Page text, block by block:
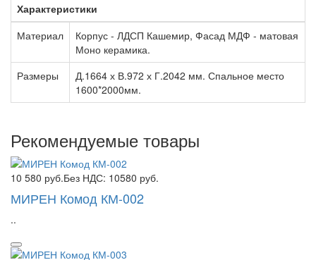
Характеристики
Материал
Корпус - ЛДСП Кашемир, Фасад МДФ - матовая
Моно керамика.
Размеры
Д.1664 х В.972 х Г.2042 мм. Спальное место
1600*2000мм.
Рекомендуемые товары
10 580 руб.Без НДС: 10580 руб.
МИРЕН Комод КМ-002
..